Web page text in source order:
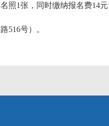
照1张，同时缴纳报名费14
516号）。